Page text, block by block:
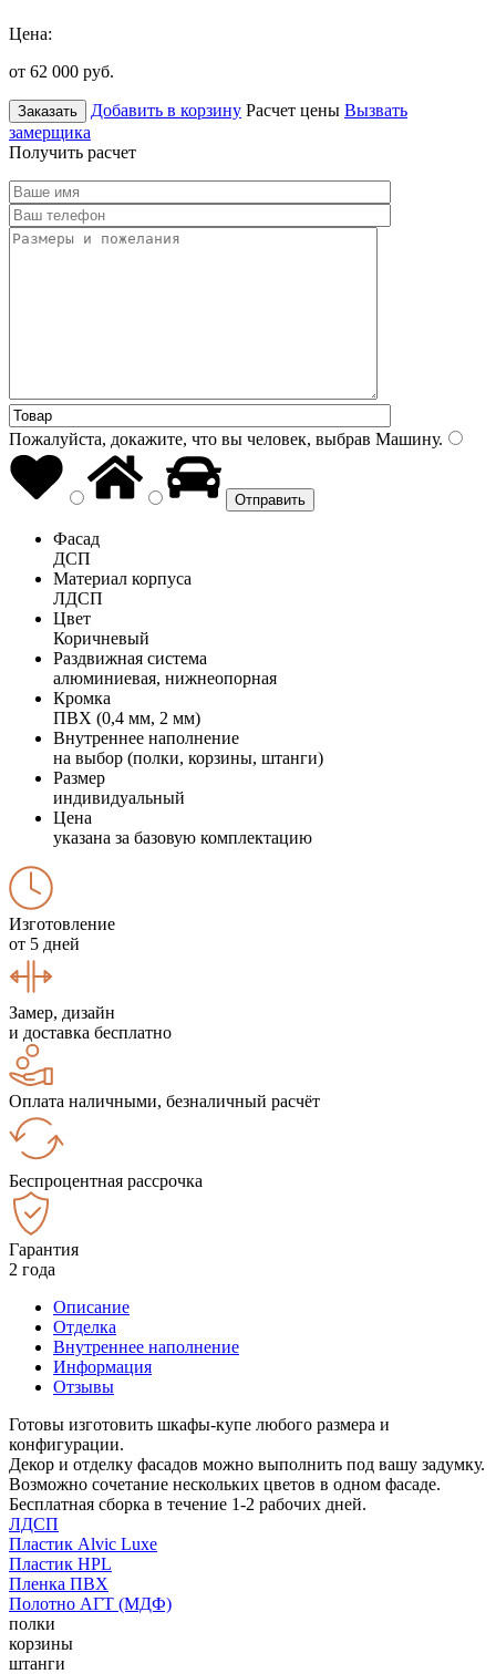
Цена:
от 62 000 руб.
Заказать Добавить в корзину Расчет цены Вызвать
замерщика
Получить расчет
Пожалуйста, докажите, что вы человек, выбрав Машину.
Фасад
ДСП
Материал корпуса
ЛДСП
Цвет
Коричневый
Раздвижная система
алюминиевая, нижнеопорная
Кромка
ПВХ (0,4 мм, 2 мм)
Внутреннее наполнение
на выбор (полки, корзины, штанги)
Размер
индивидуальный
Цена
указана за базовую комплектацию
Изготовление
от 5 дней
Замер, дизайн
и доставка бесплатно
Оплата наличными, безналичный расчёт
Беспроцентная рассрочка
Гарантия
2 года
Описание
Отделка
Внутреннее наполнение
Информация
Отзывы
Готовы изготовить шкафы-купе любого размера и
конфигурации.
Декор и отделку фасадов можно выполнить под вашу задумку.
Возможно сочетание нескольких цветов в одном фасаде.
Бесплатная сборка в течение 1-2 рабочих дней.
ЛДСП
Пластик Alvic Luxe
Пластик HPL
Пленка ПВХ
Полотно АГТ (МДФ)
полки
корзины
штанги